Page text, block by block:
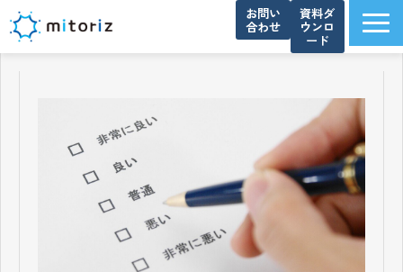
お問い
合わせ
資料ダ
ウンロ
ード
お知らせ
よくあるご質問
資料ダウンロード一覧